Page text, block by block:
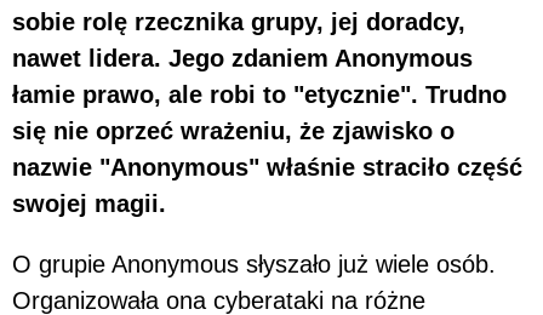
sobie rolę rzecznika grupy, jej doradcy,
nawet lidera. Jego zdaniem Anonymous
łamie prawo, ale robi to "etycznie". Trudno
się nie oprzeć wrażeniu, że zjawisko o
nazwie "Anonymous" właśnie straciło część
swojej magii.
O grupie Anonymous słyszało już wiele osób.
Organizowała ona cyberataki na różne